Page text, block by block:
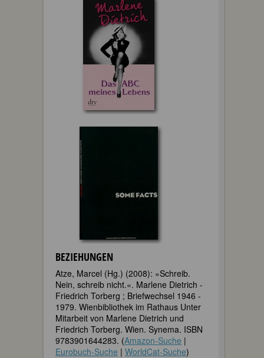
BEZIEHUNGEN
Atze, Marcel (Hg.) (2008): »Schreib.
Nein, schreib nicht.«. Marlene Dietrich -
Friedrich Torberg ; Briefwechsel 1946 -
1979. Wienbibliothek im Rathaus Unter
Mitarbeit von Marlene Dietrich und
Friedrich Torberg. Wien. Synema. ISBN
9783901644283. (Amazon-Suche |
Eurobuch-Suche | WorldCat-Suche)